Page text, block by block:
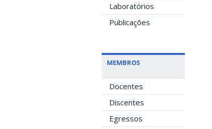
Laboratórios
Publicações
MEMBROS
Docentes
Discentes
Egressos